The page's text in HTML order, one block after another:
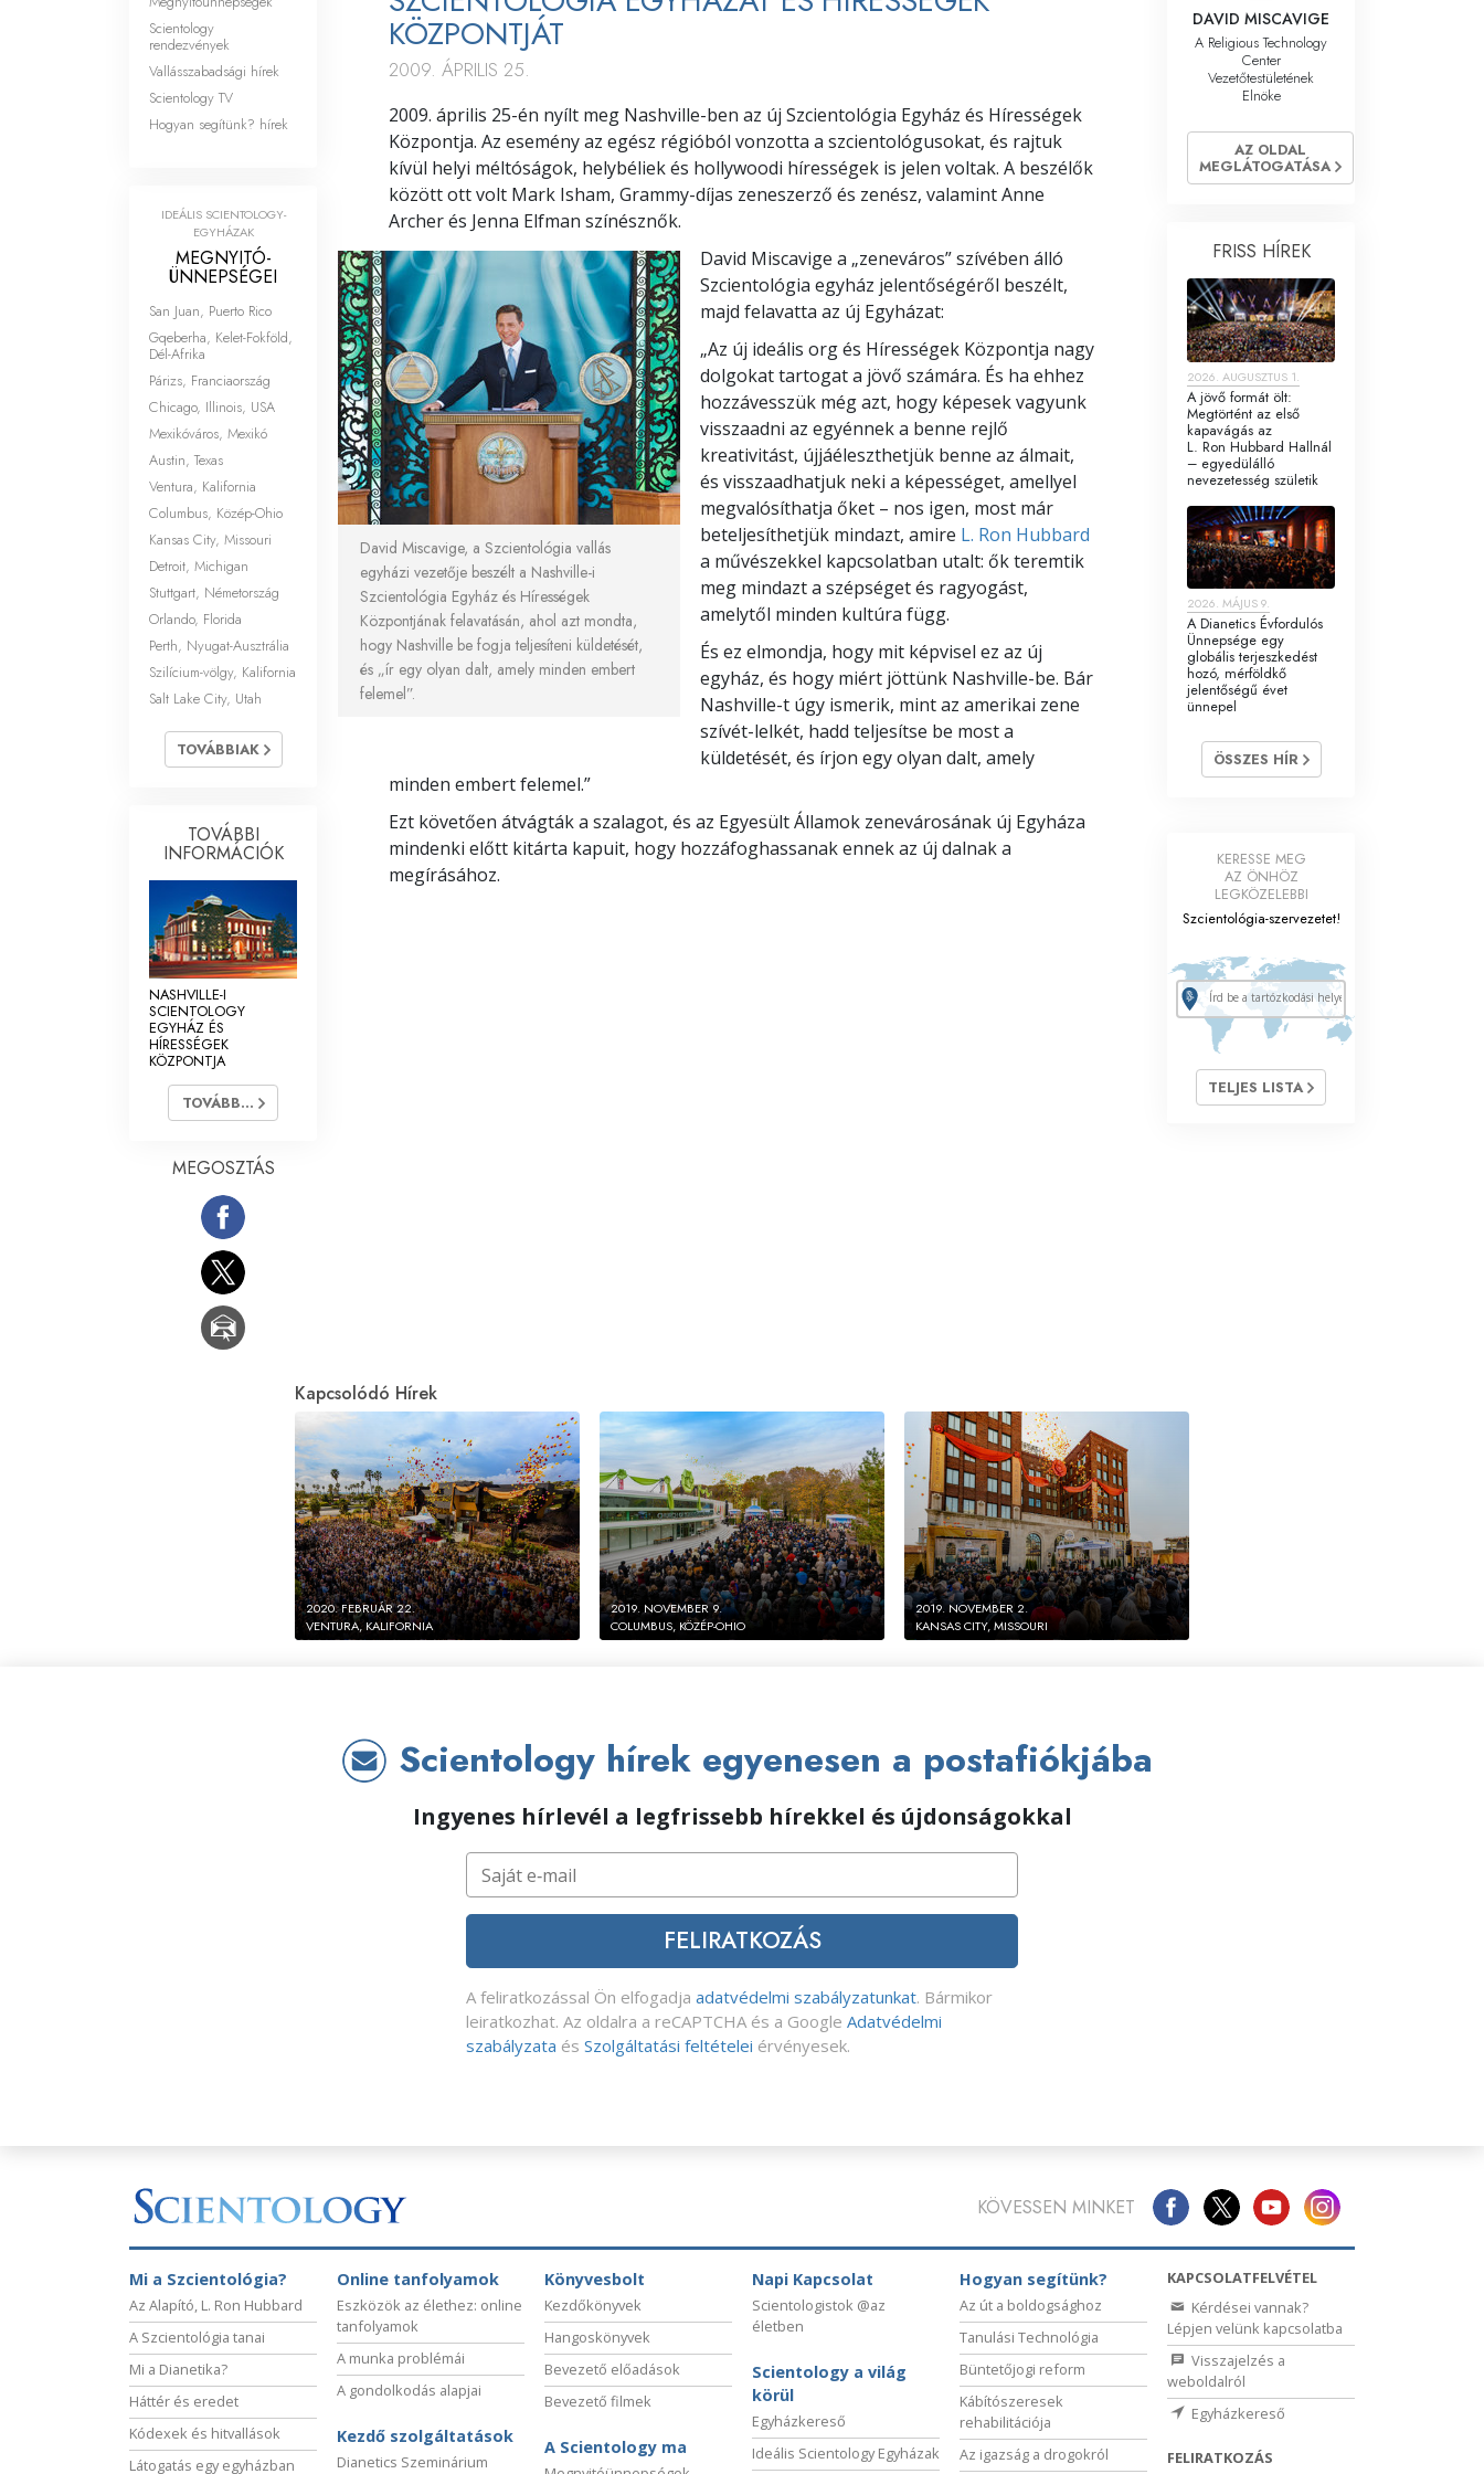
KÖZPONTJÁT
2009. ÁPRILIS 25.
2009. április 25-én nyílt meg Nashville-ben az új Szcientológia Egyház és Hírességek
Központja. Az esemény az egész régióból vonzotta a szcientológusokat, és rajtuk
kívül helyi méltóságok, helybéliek és hollywoodi hírességek is jelen voltak. A beszélők
között ott volt Mark Isham, Grammy-díjas zeneszerző és zenész, valamint Anne
Archer és Jenna Elfman színésznők.
David Miscavige, a Szcientológia vallás
egyházi vezetője beszélt a Nashville-i
Szcientológia Egyház és Hírességek
Központjának felavatásán, ahol azt mondta,
hogy Nashville be fogja teljesíteni küldetését,
és „ír egy olyan dalt, amely minden embert
felemel”.
David Miscavige a „zeneváros” szívében álló
Szcientológia egyház jelentőségéről beszélt,
majd felavatta az új Egyházat:
„Az új ideális org és Hírességek Központja nagy
dolgokat tartogat a jövő számára. És ha ehhez
hozzávesszük még azt, hogy képesek vagyunk
visszaadni az egyénnek a benne rejlő
kreativitást, újjáéleszthetjük benne az álmait,
és visszaadhatjuk neki a képességet, amellyel
megvalósíthatja őket – nos igen, most már
beteljesíthetjük mindazt, amire L. Ron Hubbard
a művészekkel kapcsolatban utalt: ők teremtik
meg mindazt a szépséget és ragyogást,
amelytől minden kultúra függ.
És ez elmondja, hogy mit képvisel ez az új
egyház, és hogy miért jöttünk Nashville-be. Bár
Nashville-t úgy ismerik, mint az amerikai zene
szívét-lelkét, hadd teljesítse be most a
küldetését, és írjon egy olyan dalt, amely
minden embert felemel.”
Ezt követően átvágták a szalagot, és az Egyesült Államok zenevárosának új Egyháza
mindenki előtt kitárta kapuit, hogy hozzáfoghassanak ennek az új dalnak a
megírásához.
Scientology
rendezvények
Vallásszabadsági hírek
Scientology TV
Hogyan segítünk? hírek
IDEÁLIS SCIENTOLOGY-
EGYHÁZAK
MEGNYITÓ­
ÜNNEPSÉGEI
San Juan, Puerto Rico
Gqeberha, Kelet-Fokföld,
Dél-Afrika
Párizs, Franciaország
Chicago, Illinois, USA
Mexikóváros, Mexikó
Austin, Texas
Ventura, Kalifornia
Columbus, Közép-Ohio
Kansas City, Missouri
Detroit, Michigan
Stuttgart, Németország
Orlando, Florida
Perth, Nyugat-Ausztrália
Szilícium-völgy, Kalifornia
Salt Lake City, Utah
TOVÁBBIAK
TOVÁBBI
INFORMÁCIÓK
NASHVILLE-I
SCIENTOLOGY
EGYHÁZ ÉS
HÍRESSÉGEK
KÖZPONTJA
TOVÁBB...
MEGOSZTÁS
DAVID MISCAVIGE
A Religious Technology
Center
Vezetőtestületének
Elnöke
AZ OLDAL
MEGLÁTOGATÁSA
FRISS HÍREK
2026. AUGUSZTUS 1.
A jövő formát ölt:
Megtörtént az első
kapavágás az
L. Ron Hubbard Hallnál
– egyedülálló
nevezetesség születik
2026. MÁJUS 9.
A Dianetics Évfordulós
Ünnepsége egy
globális terjeszkedést
hozó, mérföldkő
jelentőségű évet
ünnepel
ÖSSZES HÍR
KERESSE MEG
AZ ÖNHÖZ
LEGKÖZELEBBI
Szcientológia-szervezetet!
TELJES LISTA
Kapcsolódó Hírek
2020. FEBRUÁR 22.
VENTURA, KALIFORNIA
2019. NOVEMBER 9.
COLUMBUS, KÖZÉP-OHIO
2019. NOVEMBER 2.
KANSAS CITY, MISSOURI
Scientology hírek egyenesen a postafiókjába
Ingyenes hírlevél a legfrissebb hírekkel és újdonságokkal
FELIRATKOZÁS
A feliratkozással Ön elfogadja adatvédelmi szabályzatunkat. Bármikor
leiratkozhat. Az oldalra a reCAPTCHA és a Google Adatvédelmi
szabályzata és Szolgáltatási feltételei érvényesek.
KÖVESSEN MINKET
Mi a Szcientológia?
Az Alapító, L. Ron Hubbard
A Szcientológia tanai
Mi a Dianetika?
Háttér és eredet
Kódexek és hitvallások
Látogatás egy egyházban
Online tanfolyamok
Eszközök az élethez: online
tanfolyamok
A munka problémái
A gondolkodás alapjai
Kezdő szolgáltatások
Dianetics Szeminárium
Könyvesbolt
Kezdőkönyvek
Hangoskönyvek
Bevezető előadások
Bevezető filmek
A Scientology ma
Napi Kapcsolat
Scientologistok @az
életben
Scientology a világ
körül
Egyházkereső
Ideális Scientology Egyházak
Hogyan segítünk?
Az út a boldogsághoz
Tanulási Technológia
Büntetőjogi reform
Kábítószeresek
rehabilitációja
Az igazság a drogokról
KAPCSOLATFELVÉTEL
Kérdései vannak?
Lépjen velünk kapcsolatba
Visszajelzés a
weboldalról
Egyházkereső
FELIRATKOZÁS